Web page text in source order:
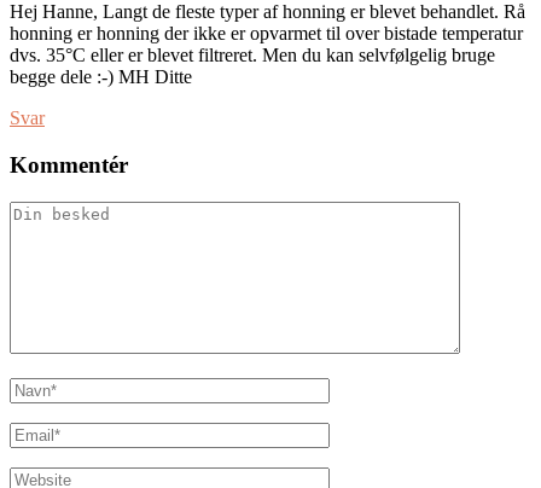
Hej Hanne, Langt de fleste typer af honning er blevet behandlet. Rå
honning er honning der ikke er opvarmet til over bistade temperatur
dvs. 35°C eller er blevet filtreret. Men du kan selvfølgelig bruge
begge dele :-) MH Ditte
Svar
Kommentér